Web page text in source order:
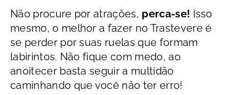
Não procure por atrações, perca-se! Isso
mesmo, o melhor a fazer no Trastevere é
se perder por suas ruelas que formam
labirintos. Não fique com medo, ao
anoitecer basta seguir a multidão
caminhando que você não ter erro!